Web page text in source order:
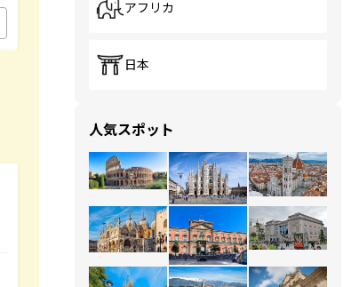
アフリカ
日本
人気スポット